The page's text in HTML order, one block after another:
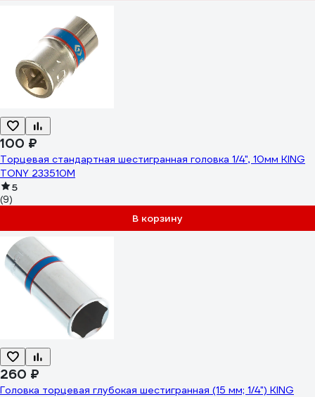
100 ₽
Торцевая стандартная шестигранная головка 1/4", 10мм KING
TONY 233510M
5
(9)
В корзину
260 ₽
Головка торцевая глубокая шестигранная (15 мм; 1/4") KING